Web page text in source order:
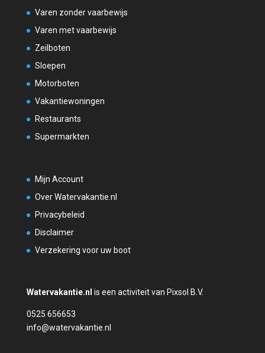
Varen zonder vaarbewijs
Varen met vaarbewijs
Zeilboten
Sloepen
Motorboten
Vakantiewoningen
Restaurants
Supermarkten
Mijn Account
Over Watervakantie.nl
Privacybeleid
Disclaimer
Verzekering voor uw boot
Watervakantie.nl is een activiteit van Pixsol B.V.
0525 656653
info@watervakantie.nl